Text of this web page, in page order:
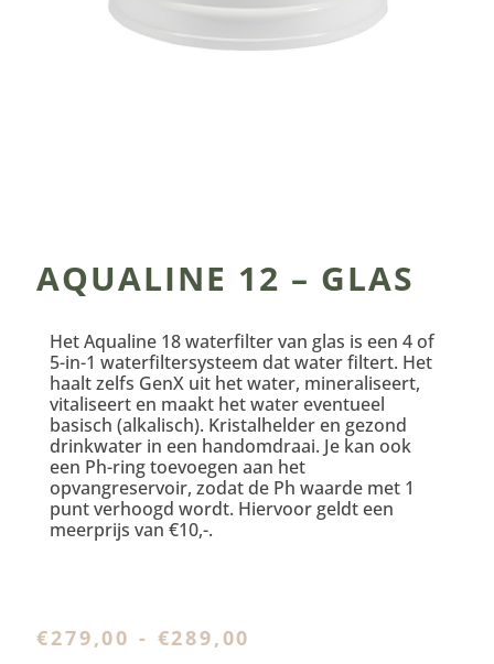
AQUALINE 12 – GLAS
Het Aqualine 18 waterfilter van glas is een 4 of
5-in-1 waterfiltersysteem dat water filtert. Het
haalt zelfs GenX uit het water, mineraliseert,
vitaliseert en maakt het water eventueel
basisch (alkalisch). Kristalhelder en gezond
drinkwater in een handomdraai. Je kan ook
een Ph-ring toevoegen aan het
opvangreservoir, zodat de Ph waarde met 1
punt verhoogd wordt. Hiervoor geldt een
meerprijs van €10,-.
€279,00 - €289,00